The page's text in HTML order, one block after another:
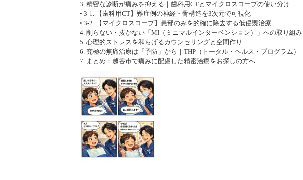
3. 精密な診断が痛みを抑える｜歯科用CTとマイクロスコープの使い分け
• 3-1. 【歯科用CT】難症例の神経・骨構造を3次元で可視化
• 3-2. 【マイクロスコープ】患部のみを的確に除去する低侵襲治療
4. 削らない・抜かない「MI（ミニマルインターベンション）」への取り組み
5. 心理的ストレスを和らげるカウンセリングと空間作り
6. 究極の無痛治療は「予防」から｜THP（トータル・ヘルス・プログラム）
7. まとめ：越谷市で痛みに配慮した精密治療をお探しの方へ